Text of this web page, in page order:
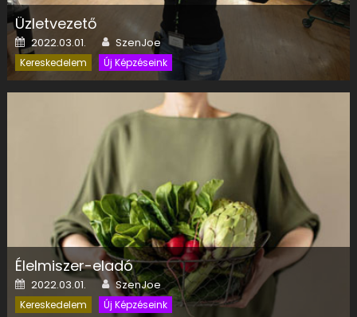
Üzletvezető
Posted on
2022.03.01. Author
SzenJoe
Kereskedelem Új Képzéseink
Élelmiszer-eladó
Posted on
2022.03.01. Author
SzenJoe
Kereskedelem Új Képzéseink
Vegyi áru eladó
Posted on Author